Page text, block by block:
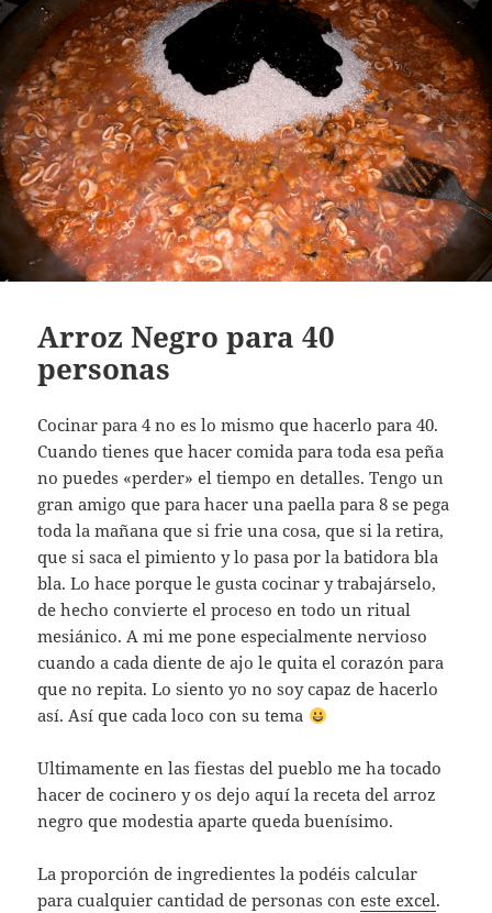
Arroz Negro para 40
personas
Cocinar para 4 no es lo mismo que hacerlo para 40.
Cuando tienes que hacer comida para toda esa peña
no puedes «perder» el tiempo en detalles. Tengo un
gran amigo que para hacer una paella para 8 se pega
toda la mañana que si frie una cosa, que si la retira,
que si saca el pimiento y lo pasa por la batidora bla
bla. Lo hace porque le gusta cocinar y trabajárselo,
de hecho convierte el proceso en todo un ritual
mesiánico. A mi me pone especialmente nervioso
cuando a cada diente de ajo le quita el corazón para
que no repita. Lo siento yo no soy capaz de hacerlo
así. Así que cada loco con su tema
Ultimamente en las fiestas del pueblo me ha tocado
hacer de cocinero y os dejo aquí la receta del arroz
negro que modestia aparte queda buenísimo.
La proporción de ingredientes la podéis calcular
para cualquier cantidad de personas coneste excel.